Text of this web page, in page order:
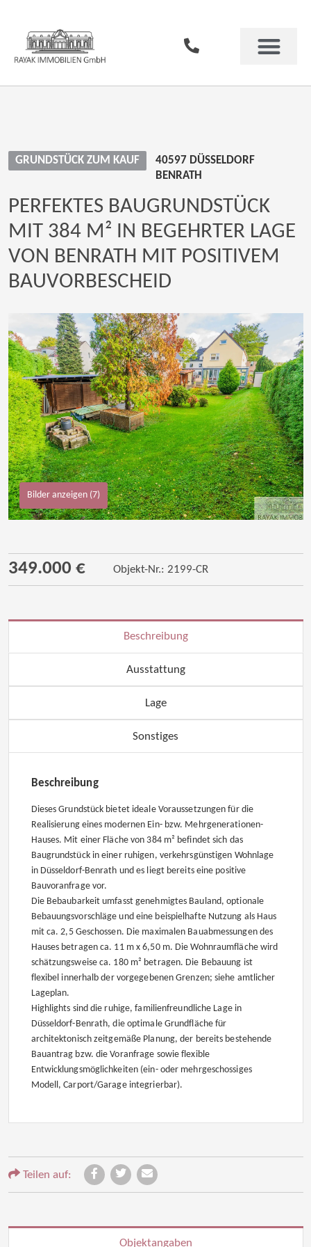
GRUNDSTÜCK ZUM KAUF
40597 DÜSSELDORF
BENRATH
PERFEKTES BAUGRUNDSTÜCK
MIT 384 M² IN BEGEHRTER LAGE
VON BENRATH MIT POSITIVEM
BAUVORBESCHEID
Bilder anzeigen (7)
349.000 € Objekt-Nr.: 2199-CR
Beschreibung
Ausstattung
Lage
Sonstiges
Beschreibung
Dieses Grundstück bietet ideale Voraussetzungen für die
Realisierung eines modernen Ein- bzw. Mehrgenerationen-
Hauses. Mit einer Fläche von 384 m² befindet sich das
Baugrundstück in einer ruhigen, verkehrsgünstigen Wohnlage
in Düsseldorf-Benrath und es liegt bereits eine positive
Bauvoranfrage vor.
Die Bebaubarkeit umfasst genehmigtes Bauland, optionale
Bebauungsvorschläge und eine beispielhafte Nutzung als Haus
mit ca. 2,5 Geschossen. Die maximalen Bauabmessungen des
Hauses betragen ca. 11 m x 6,50 m. Die Wohnraumfläche wird
schätzungsweise ca. 180 m² betragen. Die Bebauung ist
flexibel innerhalb der vorgegebenen Grenzen; siehe amtlicher
Lageplan.
Highlights sind die ruhige, familienfreundliche Lage in
Düsseldorf-Benrath, die optimale Grundfläche für
architektonisch zeitgemäße Planung, der bereits bestehende
Bauantrag bzw. die Voranfrage sowie flexible
Entwicklungsmöglichkeiten (ein- oder mehrgeschossiges
Modell, Carport/Garage integrierbar).
Teilen auf:
Objektangaben